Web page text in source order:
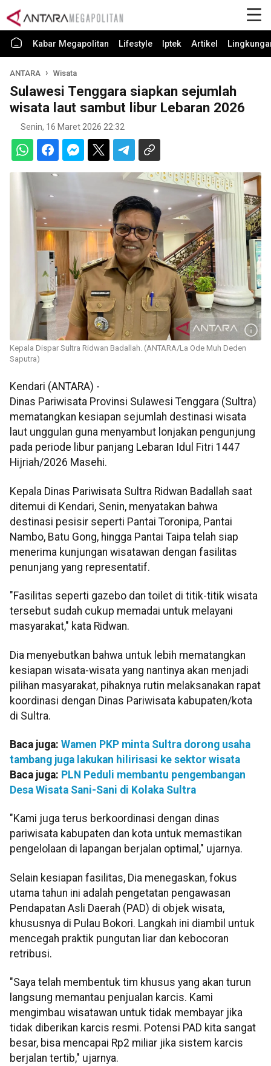
Kabar Megapolitan Lifestyle Iptek Artikel
ANTARA Wisata
Sulawesi Tenggara siapkan sejumlah
wisata laut sambut libur Lebaran 2026
Senin, 16 Maret 2026 22:32
Kepala Dispar Sultra Ridwan Badallah. (ANTARA/La Ode Muh Deden
Saputra)
Kendari (ANTARA) -
Dinas Pariwisata Provinsi Sulawesi Tenggara (Sultra)
mematangkan kesiapan sejumlah destinasi wisata
laut unggulan guna menyambut lonjakan pengunjung
pada periode libur panjang Lebaran Idul Fitri 1447
Hijriah/2026 Masehi.
Kepala Dinas Pariwisata Sultra Ridwan Badallah saat
ditemui di Kendari, Senin, menyatakan bahwa
destinasi pesisir seperti Pantai Toronipa, Pantai
Nambo, Batu Gong, hingga Pantai Taipa telah siap
menerima kunjungan wisatawan dengan fasilitas
penunjang yang representatif.
"Fasilitas seperti gazebo dan toilet di titik-titik wisata
tersebut sudah cukup memadai untuk melayani
masyarakat," kata Ridwan.
Dia menyebutkan bahwa untuk lebih mematangkan
kesiapan wisata-wisata yang nantinya akan menjadi
pilihan masyarakat, pihaknya rutin melaksanakan rapat
koordinasi dengan Dinas Pariwisata kabupaten/kota
di Sultra.
Baca juga: Wamen PKP minta Sultra dorong usaha
tambang juga lakukan hilirisasi ke sektor wisata
Baca juga: PLN Peduli membantu pengembangan
Desa Wisata Sani-Sani di Kolaka Sultra
"Kami juga terus berkoordinasi dengan dinas
pariwisata kabupaten dan kota untuk memastikan
pengelolaan di lapangan berjalan optimal," ujarnya.
Selain kesiapan fasilitas, Dia menegaskan, fokus
utama tahun ini adalah pengetatan pengawasan
Pendapatan Asli Daerah (PAD) di objek wisata,
khususnya di Pulau Bokori. Langkah ini diambil untuk
mencegah praktik pungutan liar dan kebocoran
retribusi.
"Saya telah membentuk tim khusus yang akan turun
langsung memantau penjualan karcis. Kami
mengimbau wisatawan untuk tidak membayar jika
tidak diberikan karcis resmi. Potensi PAD kita sangat
besar, bisa mencapai Rp2 miliar jika sistem karcis
berjalan tertib," ujarnya.